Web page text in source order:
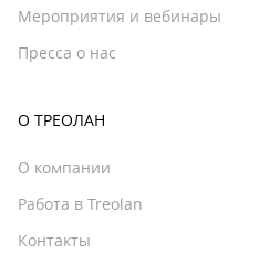
Мероприятия и вебинары
Пресса о нас
О ТРЕОЛАН
О компании
Работа в Treolan
Контакты